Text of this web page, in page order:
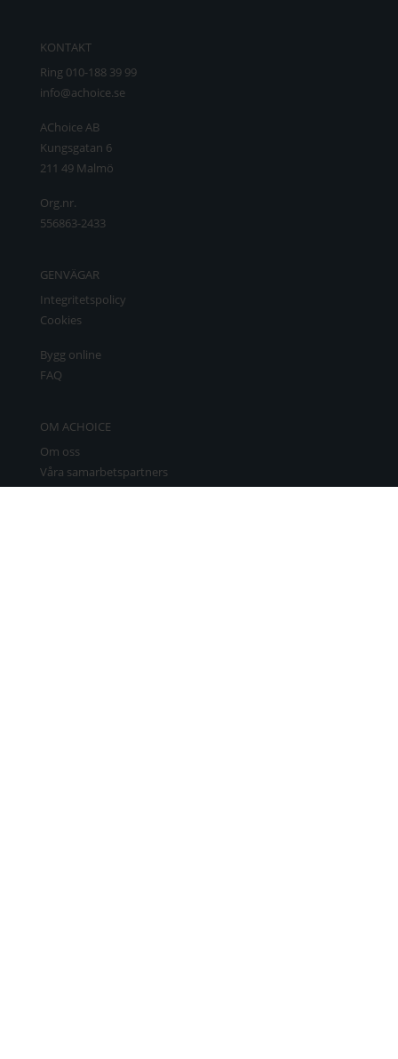
KONTAKT
Ring 010-188 39 99
info@achoice.se
AChoice AB
Kungsgatan 6
211 49 Malmö
Org.nr.
556863-2433
GENVÄGAR
Integritetspolicy
Cookies
Bygg online
FAQ
OM ACHOICE
Om oss
Våra samarbetspartners